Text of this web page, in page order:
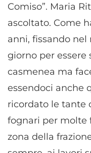
Comiso”. Maria
ascoltato. Come
anni, fissando
giorno per essere
casmenea ma
essendoci anche
ricordato le tante
fognari per molte
zona della